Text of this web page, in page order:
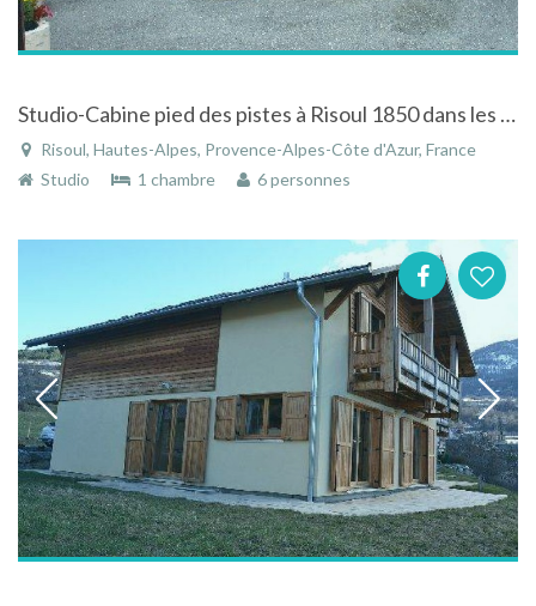
Studio-Cabine pied des pistes à Risoul 1850 dans les Alpes du Sud
Risoul, Hautes-Alpes, Provence-Alpes-Côte d'Azur, France
Studio
1 chambre 6 personnes